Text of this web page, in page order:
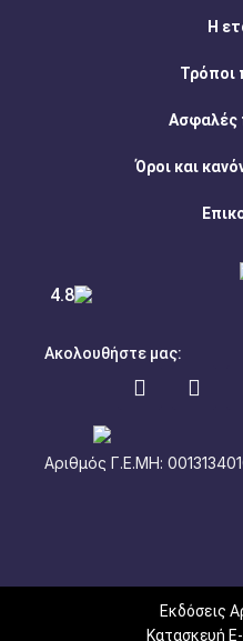
4.8
Η
Τρόποι
Ασφαλές
Όροι και
Ακολουθήστε μας:
Αριθμός Γ.Ε.ΜΗ:
Εκδόσεις
Κατασκευή